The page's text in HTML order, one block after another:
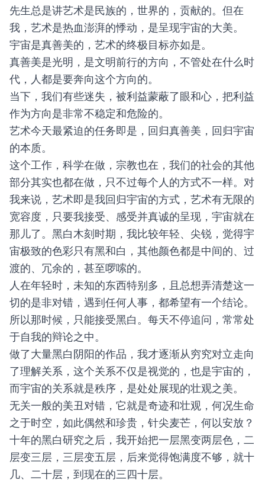
先生总是讲艺术是民族的，世界的，贡献的。但在
我，艺术是热血澎湃的悸动，是呈现宇宙的大美。
宇宙是真善美的，艺术的终极目标亦如是。
真善美是光明，是文明前行的方向，不管处在什么时
代，人都是要奔向这个方向的。
当下，我们有些迷失，被利益蒙蔽了眼和心，把利益
作为方向是非常不稳定和危险的。
艺术今天最紧迫的任务即是，回归真善美，回归宇宙
的本质。
这个工作，科学在做，宗教也在，我们的社会的其他
部分其实也都在做，只不过每个人的方式不一样。对
我来说，艺术即是我回归宇宙的方式，艺术有无限的
宽容度，只要我接受、感受并真诚的呈现，宇宙就在
那儿了。 黑白木刻时期，我比较年轻、尖锐，觉得宇
宙极致的色彩只有黑和白，其他颜色都是中间的、过
渡的、冗余的，甚至啰嗦的。
人在年轻时，未知的东西特别多，且总想弄清楚这一
切的是非对错，遇到任何人事，都希望有一个结论。
所以那时候，只能接受黑白。每天不停追问，常常处
于自我的辩论之中。
做了大量黑白阴阳的作品，我才逐渐从穷究对立走向
了理解关系，这个关系不仅是视觉的，也是宇宙的，
而宇宙的关系就是秩序，是处处展现的壮观之美。
无关一般的美丑对错，它就是奇迹和壮观，何况生命
之于时空，如此偶然和珍贵，针尖麦芒，何以安放？
十年的黑白研究之后，我开始把一层黑变两层色，二
层变三层，三层变五层，后来觉得饱满度不够，就十
几、二十层，到现在的三四十层。